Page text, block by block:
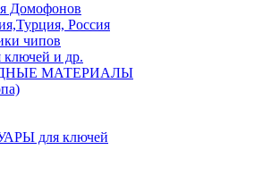
Домофонов
Россия
чипов
и др.
МАТЕРИАЛЫ
для ключей